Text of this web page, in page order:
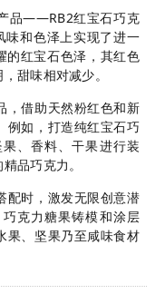
品——RB2红宝石巧克
味和色泽上实现了进一
的红宝石色泽，其红色
甜味相对减少。
，借助天然粉红色和新
例如，打造纯红宝石巧
、香料、干果进行装
品巧克力。
配时，激发无限创意潜
克力糖果铸模和涂层
果、坚果乃至咸味食材